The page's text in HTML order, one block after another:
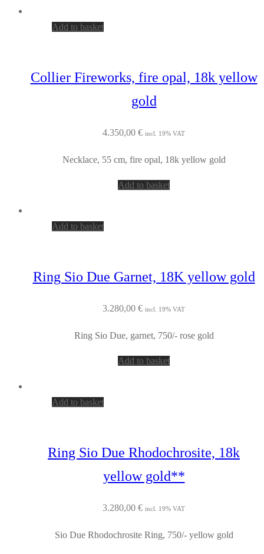
Add to basket
Collier Fireworks, fire opal, 18k yellow
gold
4.350,00 € incl. 19% VAT
Necklace, 55 cm, fire opal, 18k yellow gold
Add to basket
Add to basket
Ring Sio Due Garnet, 18K yellow gold
3.280,00 € incl. 19% VAT
Ring Sio Due, garnet, 750/- rose gold
Add to basket
Add to basket
Ring Sio Due Rhodochrosite, 18k
yellow gold**
3.280,00 € incl. 19% VAT
Sio Due Rhodochrosite Ring, 750/- yellow gold